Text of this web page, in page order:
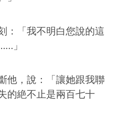
：「我不明白您說的這
」
他，說：「讓她跟我聯
的絶不止是兩百七十